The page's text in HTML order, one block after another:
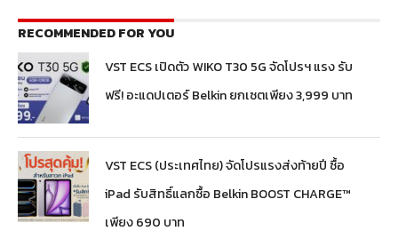
RECOMMENDED FOR YOU
VST ECS เปิดตัว WIKO T30 5G จัดโปรฯ แรง รับ
ฟรี! อะแดปเตอร์ Belkin ยกเซตเพียง 3,999 บาท
VST ECS (ประเทศไทย) จัดโปรแรงส่งท้ายปี ซื้อ
iPad รับสิทธิ์แลกซื้อ Belkin BOOST CHARGE™
เพียง 690 บาท